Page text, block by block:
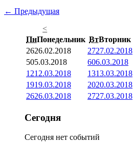
← Предыдущая
<
ПнПонедельник ВтВторник
2626.02.2018 2727.02.2018
505.03.2018 606.03.2018
1212.03.2018 1313.03.2018
1919.03.2018 2020.03.2018
2626.03.2018 2727.03.2018
Сегодня
Сегодня нет событий